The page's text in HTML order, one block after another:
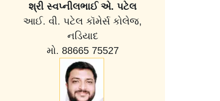
શ્રી સ્વપ્નીલભાઈ એ. પટેલ
આઈ. વી. પટેલ કૉમેર્સ કોલેજ,
નડિયાદ
મો. 88665 75527